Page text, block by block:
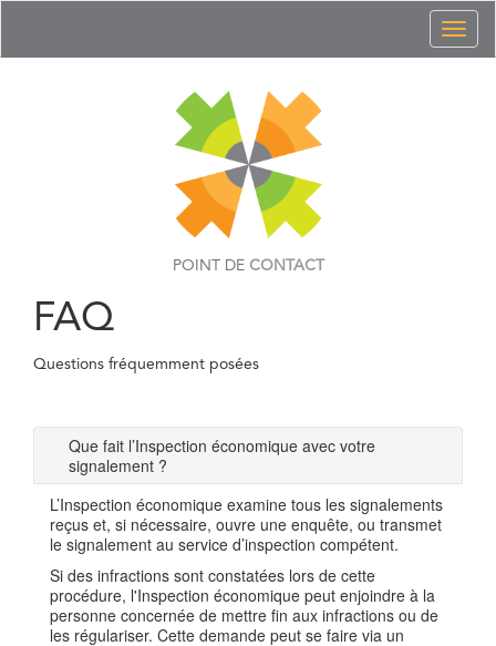
POINT DE CONTACT
FAQ
Questions fréquemment posées
Que fait l’Inspection économique avec votre
signalement ?
L’Inspection économique examine tous les signalements
reçus et, si nécessaire, ouvre une enquête, ou transmet
le signalement au service d’inspection compétent.
Si des infractions sont constatées lors de cette
procédure, l'Inspection économique peut enjoindre à la
personne concernée de mettre fin aux infractions ou de
les régulariser. Cette demande peut se faire via un